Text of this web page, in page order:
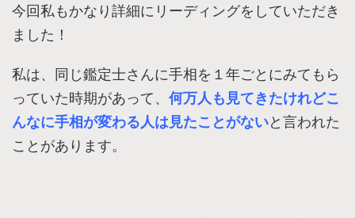
今回私もかなり詳細にリーディングをしていただき
ました！
私は、同じ鑑定士さんに手相を１年ごとにみてもら
っていた時期があって、 何万人も見てきたけれどこ
んなに手相が変わる人は見たことがないと言われた
ことがあります。